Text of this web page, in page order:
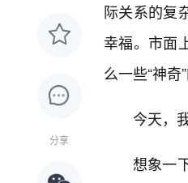
分享
际关系的复
幸福。市面
么一些“神
今天，
想象一